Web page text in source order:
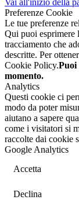
Preferenze Cookie
Le tue preferenze
Qui puoi esprimere
tracciamento che
descritte. Per
Cookie Policy.Puoi
momento.
Analytics
Questi cookie ci
modo da poter
aiutano a sapere
come i visitatori si
raccolte dai cookie
Google Analytics
Accetta
Declina